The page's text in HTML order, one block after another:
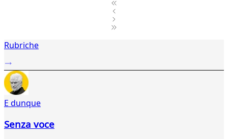
2Rubriche
E dunque
Senza voce